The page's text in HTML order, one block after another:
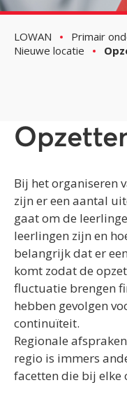
LOWAN Primair
Nieuwe locatie
Bij het organiseren
zijn er een aantal
gaat om de
leerlingen zijn en
belangrijk dat er
komt zodat de
fluctuatie brengen
hebben gevolgen
continuïteit.
Regionale
regio is immers
facetten die bij elke